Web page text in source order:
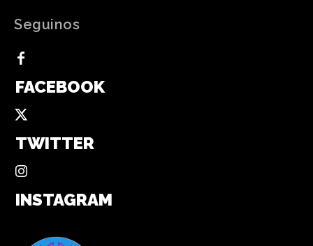
Seguinos
FACEBOOK
TWITTER
INSTAGRAM